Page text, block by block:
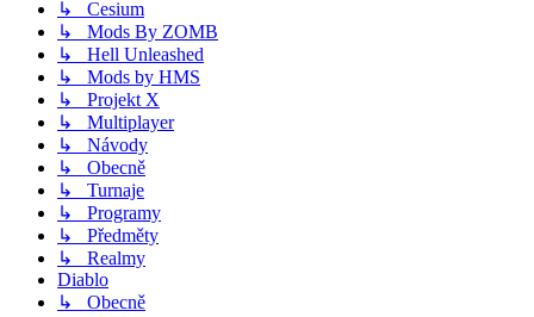
↳ Cesium
↳ Mods By ZOMB
↳ Hell Unleashed
↳ Mods by HMS
↳ Projekt X
↳ Multiplayer
↳ Návody
↳ Obecně
↳ Turnaje
↳ Programy
↳ Předměty
↳ Realmy
Diablo
↳ Obecně